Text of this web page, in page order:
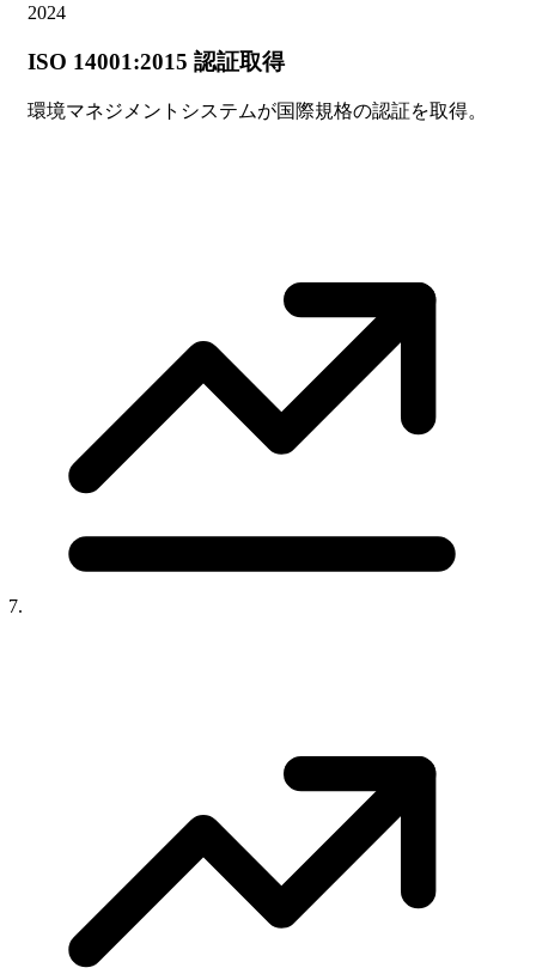
2024
ISO 14001:2015 認証取得
環境マネジメントシステムが国際規格の認証を取得。